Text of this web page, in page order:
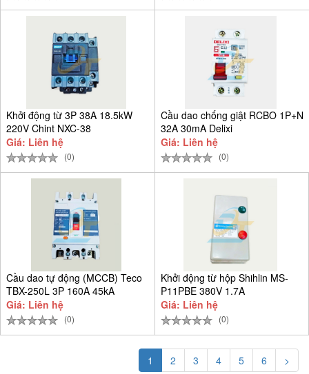
Khởi động từ 3P 38A 18.5kW
220V Chint NXC-38
Giá: Liên hệ
(0)
Cầu dao chống giật RCBO 1P+N
32A 30mA Delixi
CDB6LESi1C32
Giá: Liên hệ
(0)
Cầu dao tự động (MCCB) Teco
TBX-250L 3P 160A 45kA
Giá: Liên hệ
(0)
Khởi động từ hộp Shihlin MS-
P11PBE 380V 1.7A
Giá: Liên hệ
(0)
1 2 3 4 5 6 >